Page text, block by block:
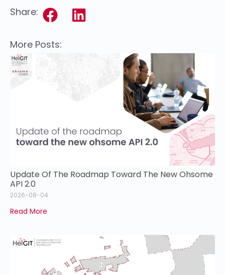
Share:
More Posts:
Update Of The Roadmap Toward The New Ohsome
API 2.0
2026-08-04
Read More